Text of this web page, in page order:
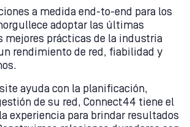
a medida end-to-end para los
adoptar las últimas
mejores prácticas de la industria
rendimiento de red, fiabilidad y
ayuda con la planificación,
de su red, Connect44 tiene el
experiencia para brindar resultados